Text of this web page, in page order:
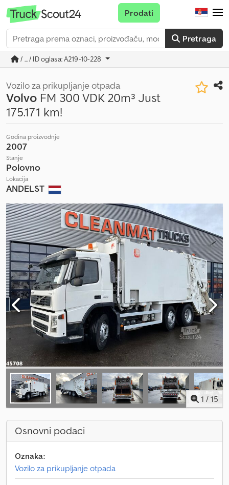
Pretraga
Prodati
/ ... / ID oglasa: A219-10-228
Vozilo za prikupljanje otpada
Volvo FM 300 VDK 20m³ Just
175.171 km!
Godina proizvodnje
2007
Stanje
Polovno
Lokacija
ANDELST
1 / 15
Osnovni podaci
Oznaka:
Vozilo za prikupljanje otpada